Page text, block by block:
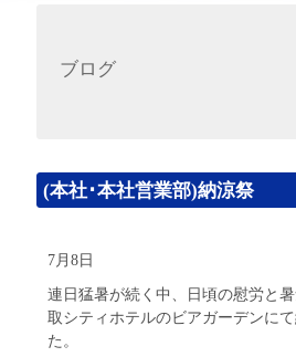
ブログ
(本社･本社営業部)納涼祭
7月8日
連日猛暑が続く中、日頃の慰労と
取シティホテルのビアガーデンに
た。